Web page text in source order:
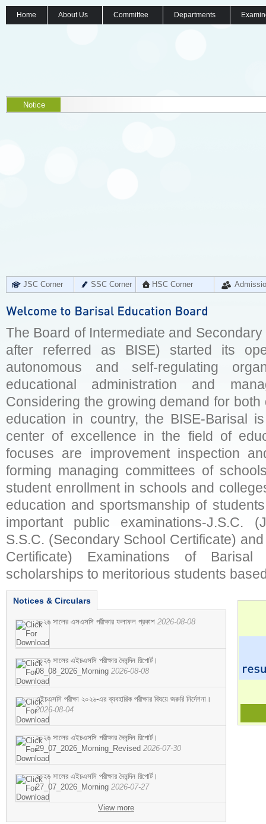
Home About Us Committee Departments
Notice
JSC Corner SSC Corner HSC Corner
The Board of Intermediate and
after referred as BISE) started its
autonomous and self-regulating
educational administration and
Considering the growing demand for
education in country, the BISE-Barisal
center of excellence in the field of
focuses are improvement inspection
forming managing committees of
student enrollment in schools and
education and sportsmanship of
important public examinations-J.S.C.
S.S.C. (Secondary School Certificate)
Certificate) Examinations of
scholarships to meritorious students
Notices & Circulars
২০২৬ সালের এসএসসি পরীক্ষার ফলাফল প্রকাশ 2026-08-08
২০২৬ সালের এইচএসসি পরীক্ষার দৈনন্দিন রিপোর্ট।
08_08_2026_Morning 2026-08-08
এইচএসসি পরীক্ষা ২০২৬-এর ব্যবহারিক পরীক্ষার বিষয়ে জরুরি নির্দেশনা।
2026-08-04
২০২৬ সালের এইচএসসি পরীক্ষার দৈনন্দিন রিপোর্ট।
29_07_2026_Morning_Revised 2026-07-30
২০২৬ সালের এইচএসসি পরীক্ষার দৈনন্দিন রিপোর্ট।
27_07_2026_Morning 2026-07-27
View more